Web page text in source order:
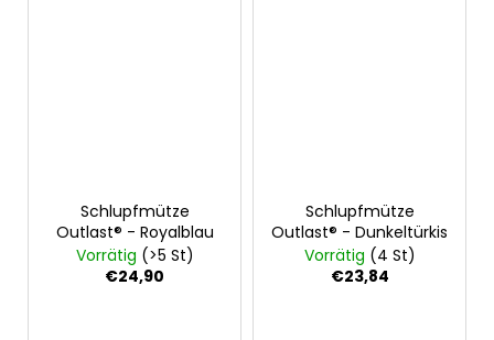
Schlupfmütze
Outlast® - Royalblau
Vorrätig (>5 St)
€24,90
Schlupfmütze
Outlast® - Dunkeltürkis
Vorrätig (4 St)
€23,84